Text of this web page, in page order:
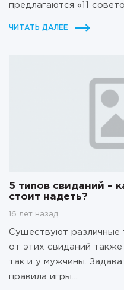
предлагаются «11
ЧИТАТЬ ДАЛЕЕ
5 типов свиданий –
стоит надеть?
16 лет назад
Существуют различные
от этих свиданий
так и у мужчины.
правила игры....